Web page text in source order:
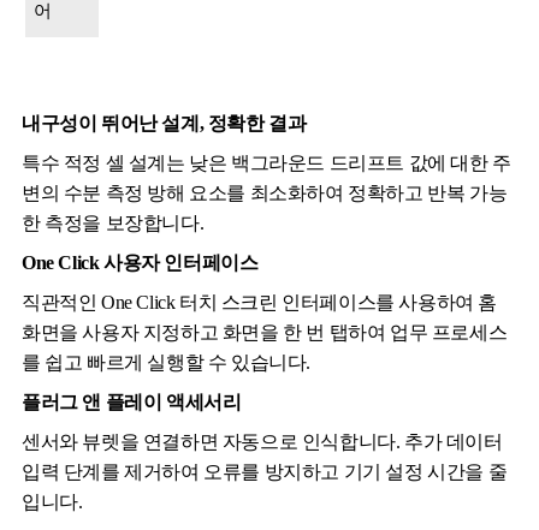
어
내구성이 뛰어난 설계, 정확한 결과
특수 적정 셀 설계는 낮은 백그라운드 드리프트 값에 대한 주
변의 수분 측정 방해 요소를 최소화하여 정확하고 반복 가능
한 측정을 보장합니다.
One Click 사용자 인터페이스
직관적인 One Click 터치 스크린 인터페이스를 사용하여 홈
화면을 사용자 지정하고 화면을 한 번 탭하여 업무 프로세스
를 쉽고 빠르게 실행할 수 있습니다.
플러그 앤 플레이 액세서리
센서와 뷰렛을 연결하면 자동으로 인식합니다. 추가 데이터
입력 단계를 제거하여 오류를 방지하고 기기 설정 시간을 줄
입니다.